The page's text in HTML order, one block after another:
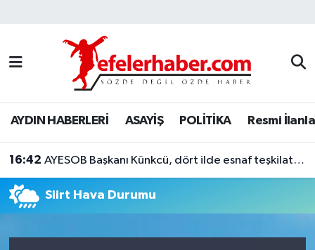
AYDIN HABERLERİ ASAYİŞ POLİTİKA Resmi
16:42 AYESOB Başkanı Künkcü, dört ilde esnaf teşkilatlarıyla buluştu
Siirt Hava Durumu
Nöbetçi Eczaneler
Hava Durumu
Aydin Namaz Vakitleri
Trafik Durumu
Süper Lig Puan Durumu ve Fikstür